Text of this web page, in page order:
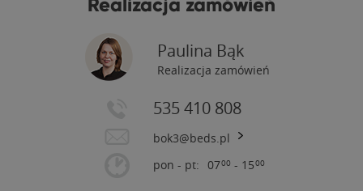
Paulina Bąk
Realizacja zamówień
535 410 808
bok3@beds.pl
pon - pt: 0700 - 1500